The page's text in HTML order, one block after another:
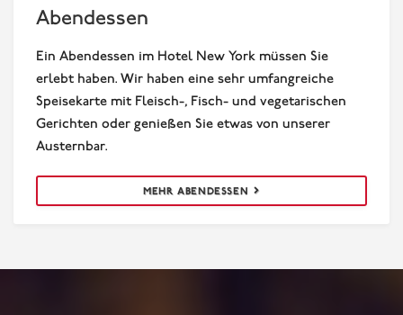
Abendessen
Ein Abendessen im Hotel New York müssen Sie
erlebt haben. Wir haben eine sehr umfangreiche
Speisekarte mit Fleisch-, Fisch- und vegetarischen
Gerichten oder genießen Sie etwas von unserer
Austernbar.
MEHR ABENDESSEN